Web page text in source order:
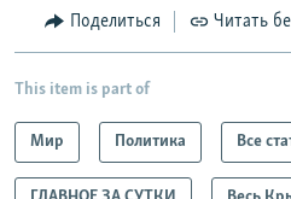
Поделиться Читать
This item is part of
Мир Политика Все